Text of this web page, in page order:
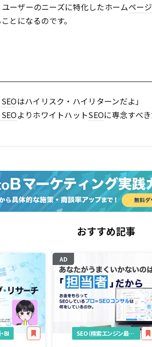
ーザーのニーズに特化したホームページ
とになるのです。
SEOはハイリスク・ハイリターンだよ」
SEOよりホワイトハットSEOに専念すべき
おすすめ記事
BI
AD
SEO（検索エンジン最適化）